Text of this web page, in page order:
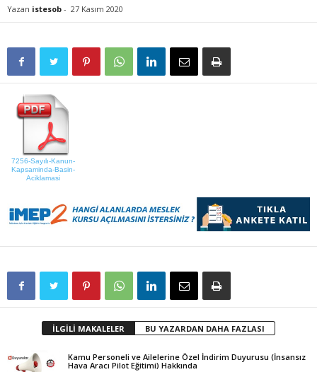
Yazan istesob - 27 Kasım 2020
7256-Sayılı-Kanun-
Kapsaminda-Basin-
Aciklamasi
İLGİLİ MAKALELER BU YAZARDAN DAHA FAZLASI
Kamu Personeli ve Ailelerine Özel İndirim Duyurusu (İnsansız
Hava Aracı Pilot Eğitimi) Hakkında